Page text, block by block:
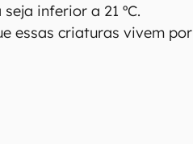
inferior a 21 ºC.
essas criaturas vivem por